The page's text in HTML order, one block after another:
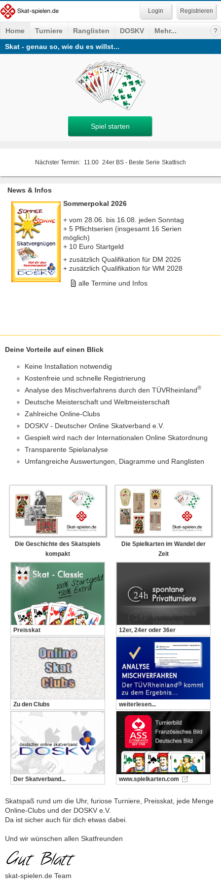
Registrieren
Home Turniere Ranglisten DOSKV
Mehr...
Skat - genau so, wie du es willst...
Spiel starten
Nächster Termin: 11:00 24er BS - Beste Serie Skattisch
News & Infos
Sommerpokal 2026
+ vom 28.06. bis 16.08. jeden Sonntag
+ 5 Pflichtserien (insgesamt 16 Serien
möglich)
+ 10 Euro Startgeld
+ zusätzlich Qualifikation für DM 2026
+ zusätzlich Qualifikation für WM 2028
alle Termine und Infos
Deine Vorteile auf einen Blick
Keine Installation notwendig
Kostenfreie und schnelle Registrierung
Analyse des Mischverfahrens durch den TÜVRheinland®
Deutsche Meisterschaft und Weltmeisterschaft
Zahlreiche Online-Clubs
DOSKV - Deutscher Online Skatverband e.V.
Gespielt wird nach der Internationalen Online Skatordnung
Transparente Spielanalyse
Umfangreiche Auswertungen, Diagramme und Ranglisten
Die Geschichte des Skatspiels
kompakt
Die Spielkarten im Wandel der
Zeit
Preisskat 12er, 24er oder 36er
Zu den Clubs weiterlesen...
Der Skatverband... www.spielkarten.com
Skatspaß rund um die Uhr, furiose Turniere, Preisskat, jede Menge
Online-Clubs und der DOSKV e.V.
Da ist sicher auch für dich etwas dabei.
Und wir wünschen allen Skatfreunden
skat-spielen.de Team